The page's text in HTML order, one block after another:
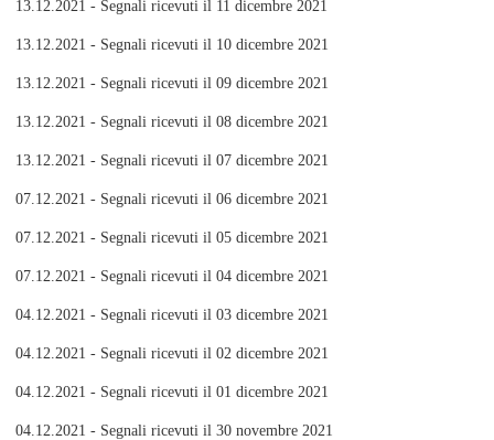
13.12.2021 - Segnali ricevuti il 11 dicembre 2021
13.12.2021 - Segnali ricevuti il 10 dicembre 2021
13.12.2021 - Segnali ricevuti il 09 dicembre 2021
13.12.2021 - Segnali ricevuti il 08 dicembre 2021
13.12.2021 - Segnali ricevuti il 07 dicembre 2021
07.12.2021 - Segnali ricevuti il 06 dicembre 2021
07.12.2021 - Segnali ricevuti il 05 dicembre 2021
07.12.2021 - Segnali ricevuti il 04 dicembre 2021
04.12.2021 - Segnali ricevuti il 03 dicembre 2021
04.12.2021 - Segnali ricevuti il 02 dicembre 2021
04.12.2021 - Segnali ricevuti il 01 dicembre 2021
04.12.2021 - Segnali ricevuti il 30 novembre 2021